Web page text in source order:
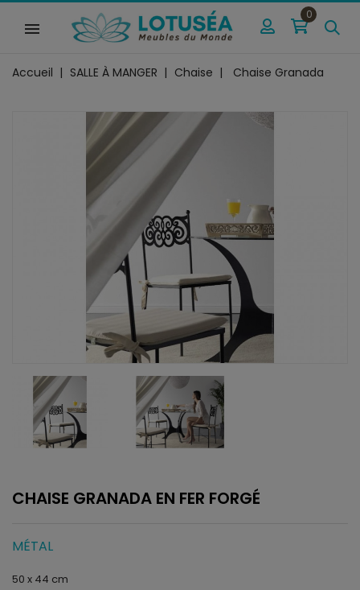
0
Accueil SALLE À MANGER Chaise Chaise Granada
CHAISE GRANADA EN FER FORGÉ
MÉTAL
50 x 44 cm